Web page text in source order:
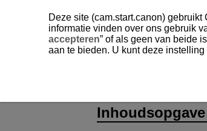
AF/Transport
Inhoudsopgave
Deze site (cam.start.canon)
informatie vinden over ons gebruik
accepteren” of als geen van beide
aan te bieden. U kunt deze